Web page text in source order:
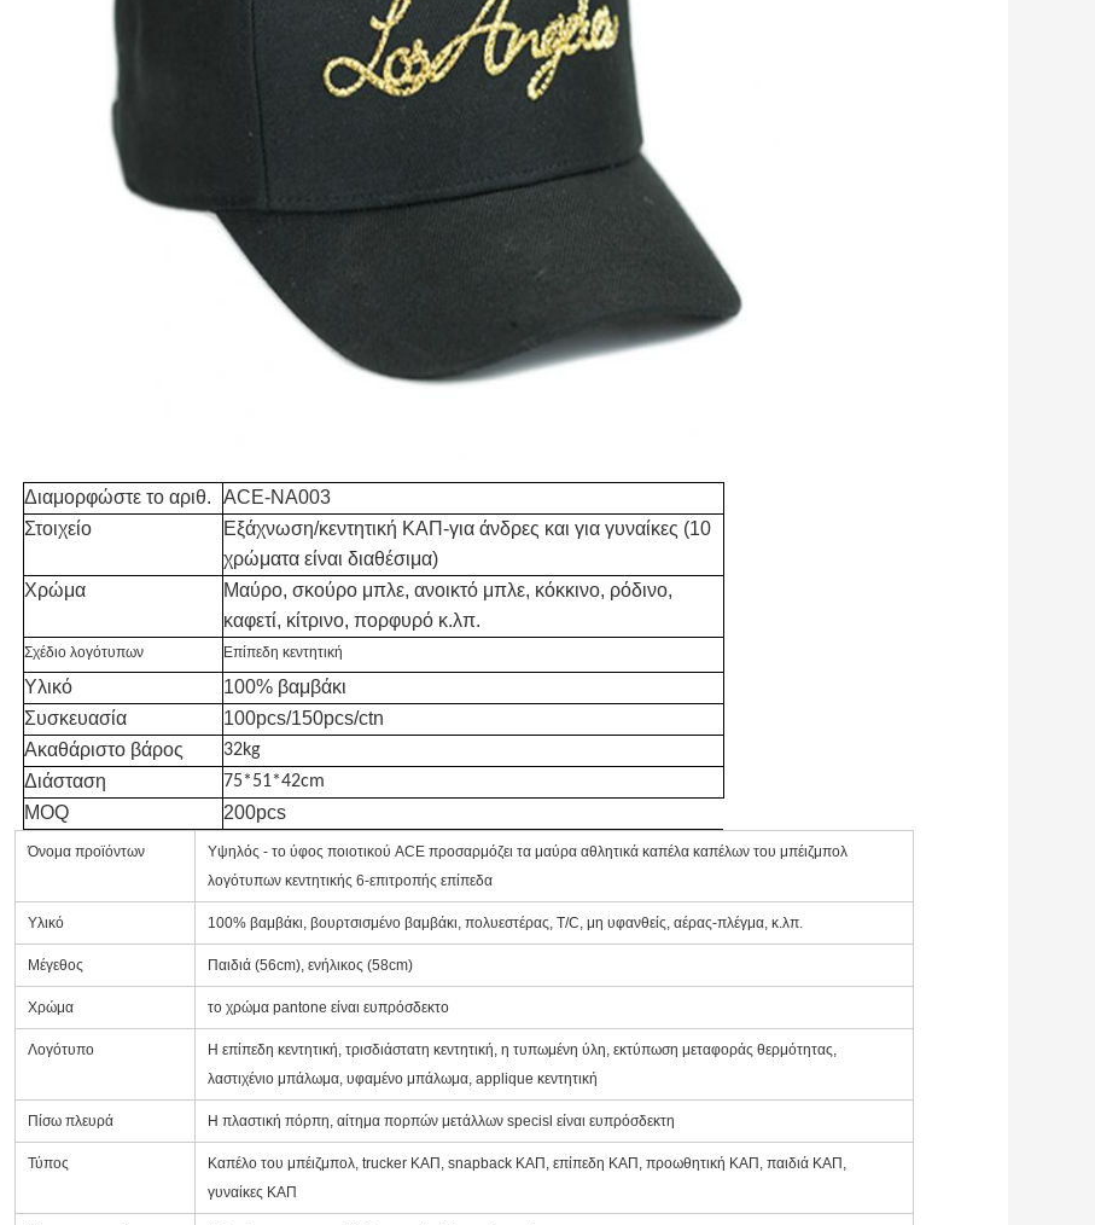
Διαμορφώστε το αριθ.
ACE-NA003
Στοιχείο
Εξάχνωση/κεντητική ΚΑΠ-για άνδρες και για γυναίκες (10
χρώματα είναι διαθέσιμα)
Χρώμα
Μαύρο, σκούρο μπλε, ανοικτό μπλε, κόκκινο, ρόδινο,
καφετί, κίτρινο, πορφυρό κ.λπ.
Σχέδιο λογότυπων Επίπεδη κεντητική
Υλικό
100% βαμβάκι
Συσκευασία
100pcs/150pcs/ctn
Ακαθάριστο βάρος
32kg
Διάσταση 75*51*42cm
MOQ 200pcs
Όνομα προϊόντων
Υψηλός - το ύφος ποιοτικού ACE προσαρμόζει τα μαύρα αθλητικά καπέλα καπέλων του μπέιζμπολ
λογότυπων κεντητικής 6-επιτροπής επίπεδα
Υλικό 100% βαμβάκι, βουρτσισμένο βαμβάκι, πολυεστέρας, T/C, μη υφανθείς, αέρας-πλέγμα, κ.λπ.
Μέγεθος Παιδιά (56cm), ενήλικος (58cm)
Χρώμα το χρώμα pantone είναι ευπρόσδεκτο
Λογότυπο
Η επίπεδη κεντητική, τρισδιάστατη κεντητική, η τυπωμένη ύλη, εκτύπωση μεταφοράς θερμότητας,
λαστιχένιο μπάλωμα, υφαμένο μπάλωμα, applique κεντητική
Πίσω πλευρά Η πλαστική πόρπη, αίτημα πορπών μετάλλων specisl είναι ευπρόσδεκτη
Τύπος
Καπέλο του μπέιζμπολ, trucker ΚΑΠ, snapback ΚΑΠ, επίπεδη ΚΑΠ, προωθητική ΚΑΠ, παιδιά ΚΑΠ,
γυναίκες ΚΑΠ